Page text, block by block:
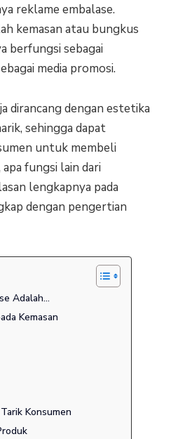
reklame embalase.
kemasan atau bungkus
berfungsi sebagai
media promosi.
dirancang dengan estetika
sehingga dapat
untuk membeli
fungsi lain dari
lengkapnya pada
dengan pengertian
Adalah...
Kemasan
Konsumen